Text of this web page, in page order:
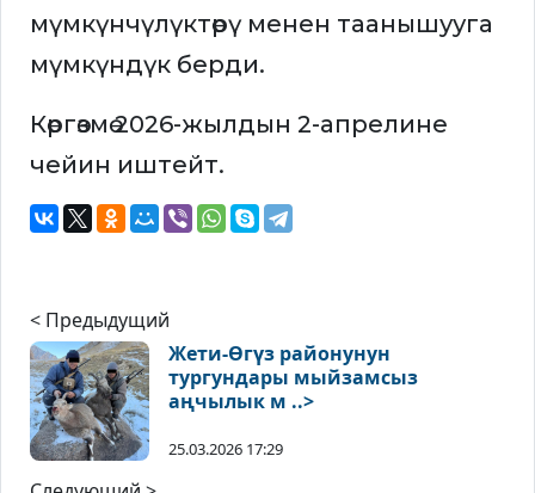
мүмкүнчүлүктөрү менен таанышууга
мүмкүндүк берди.
Көргөзмө 2026-жылдын 2-апрелине
чейин иштейт.
< Предыдущий
Жети-Өгүз районунун
тургундары мыйзамсыз
аңчылык м ..>
25.03.2026 17:29